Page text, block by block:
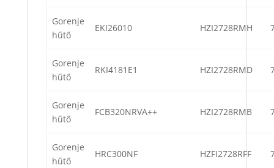
Gorenje
hűtő
EKI26010 HZI2728RMH
Gorenje
hűtő
RKI4181E1 HZI2728RMD
Gorenje
hűtő
FCB320NRVA++ HZI2728RMB
Gorenje
hűtő
HRC300NF HZFI2728RFF